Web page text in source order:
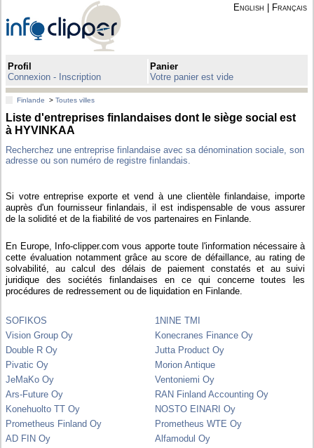
English Français
Profil
Connexion - Inscription
Panier
Votre panier est vide
Finlande >Toutes villes
Liste d'entreprises finlandaises dont le siège social est
à HYVINKAA
Recherchez une entreprise finlandaise avec sa dénomination sociale, son
adresse ou son numéro de registre finlandais.
Si votre entreprise exporte et vend à une clientèle finlandaise, importe
auprès d'un fournisseur finlandais, il est indispensable de vous assurer
de la solidité et de la fiabilité de vos partenaires en Finlande.
En Europe, Info-clipper.com vous apporte toute l'information nécessaire à
cette évaluation notamment grâce au score de défaillance, au rating de
solvabilité, au calcul des délais de paiement constatés et au suivi
juridique des sociétés finlandaises en ce qui concerne toutes les
procédures de redressement ou de liquidation en Finlande.
SOFIKOS
1NINE TMI
Vision Group Oy
Konecranes Finance Oy
Double R Oy
Jutta Product Oy
Pivatic Oy
Morion Antique
JeMaKo Oy
Ventoniemi Oy
Ars-Future Oy
RAN Finland Accounting Oy
Konehuolto TT Oy
NOSTO EINARI Oy
Prometheus Finland Oy
Prometheus WTE Oy
AD FIN Oy
Alfamodul Oy